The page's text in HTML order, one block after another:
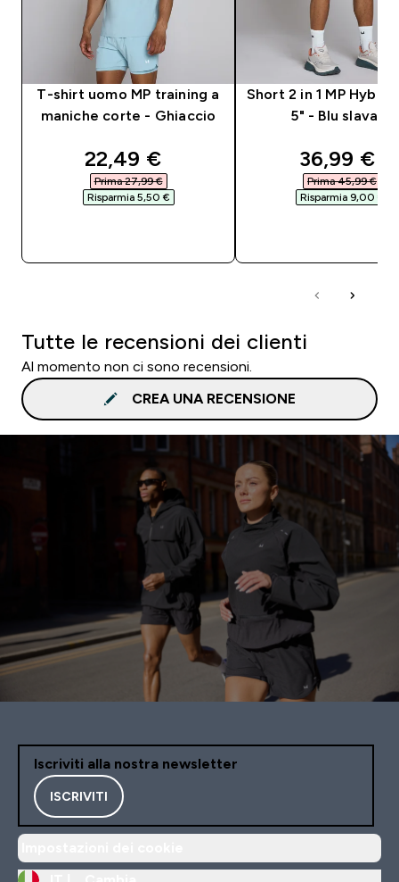
T-shirt uomo MP training a
maniche corte - Ghiaccio
discounted price
22,49 €‎
Prima 27,99 €‎
Risparmia 5,50 €‎
Short 2 in 1 MP
5" - Blu slavato
36,99 €‎
Prima 45,99 €‎
Risparmia 9,00 €‎
Tutte le recensioni dei clienti
Al momento non ci sono recensioni.
CREA UNA RECENSIONE
Iscriviti alla nostra newsletter
ISCRIVITI